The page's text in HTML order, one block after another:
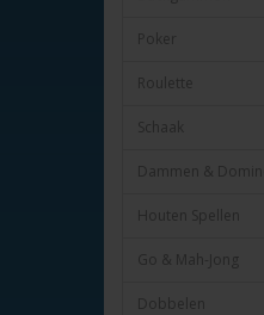
Poker
Roulette
Schaak
Dammen & Domino
Houten Spellen
Go & Mah-Jong
Dobbelen